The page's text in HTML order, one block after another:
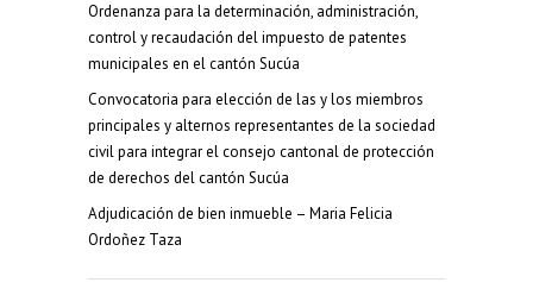
Ordenanza para la determinación, administración,
control y recaudación del impuesto de patentes
municipales en el cantón Sucúa
Convocatoria para elección de las y los miembros
principales y alternos representantes de la sociedad
civil para integrar el consejo cantonal de protección
de derechos del cantón Sucúa
Adjudicación de bien inmueble – Maria Felicia
Ordoñez Taza